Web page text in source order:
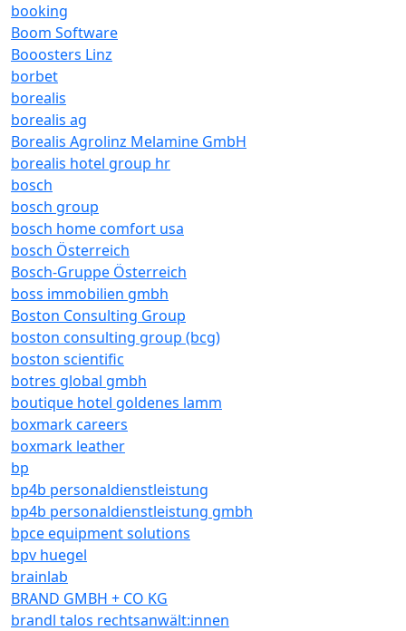
booking
Boom Software
Booosters Linz
borbet
borealis
borealis ag
Borealis Agrolinz Melamine GmbH
borealis hotel group hr
bosch
bosch group
bosch home comfort usa
bosch Österreich
Bosch-Gruppe Österreich
boss immobilien gmbh
Boston Consulting Group
boston consulting group (bcg)
boston scientific
botres global gmbh
boutique hotel goldenes lamm
boxmark careers
boxmark leather
bp
bp4b personaldienstleistung
bp4b personaldienstleistung gmbh
bpce equipment solutions
bpv huegel
brainlab
BRAND GMBH + CO KG
brandl talos rechtsanwält:innen